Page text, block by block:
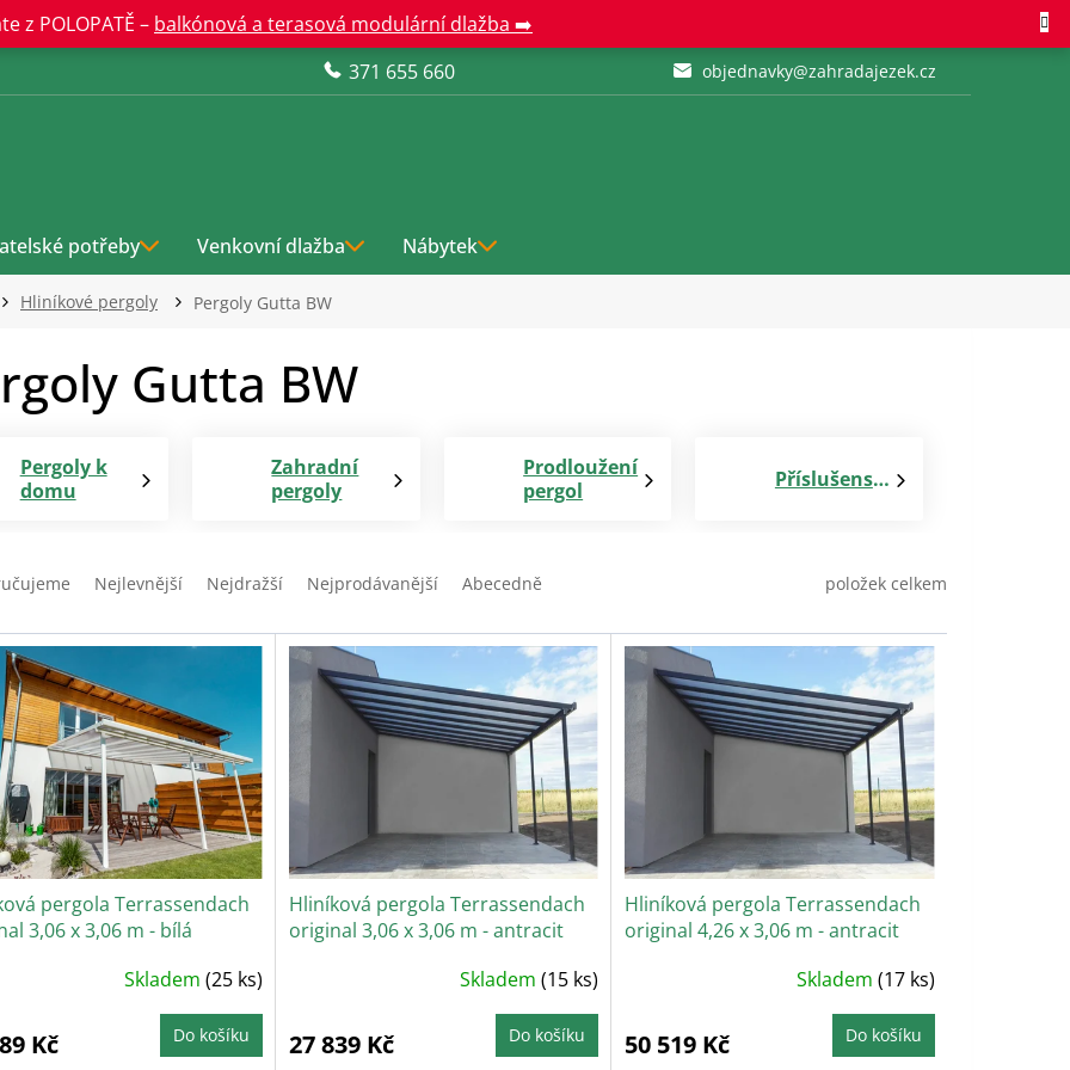
z POLOPATĚ – balkónová a terasová modulární dlažba ➡️
371 655 660
objednavky@zahradajezek.cz
potřeby Venkovní dlažba Nábytek
Hliníkové pergoly Pergoly Gutta BW
Gutta BW
Pergoly k
domu
Zahradní
pergoly
Prodloužení
pergol
Příslušenství
Nejlevnější Nejdražší Nejprodávanější Abecedně položek celkem
pergola Terrassendach
3,06 x 3,06 m - bílá
Skladem(25 ks)
Kč Do košíku
Hliníková pergola Terrassendach
original 3,06 x 3,06 m - antracit
5,0
z
Skladem(15 ks)
27 839 Kč Do košíku
Hliníková pergola Terrassendach
original 4,26 x 3,06 m - antracit
5,0
z
Skladem (17 ks)
50 519 Kč Do košíku